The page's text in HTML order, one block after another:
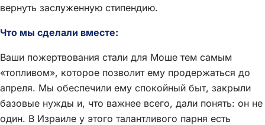
вернуть заслуженную стипендию.
Что мы сделали вместе:
Ваши пожертвования стали для Моше тем самым
«топливом», которое позволит ему продержаться до
апреля. Мы обеспечили ему спокойный быт, закрыли
базовые нужды и, что важнее всего, дали понять: он не
один. В Израиле у этого талантливого парня есть